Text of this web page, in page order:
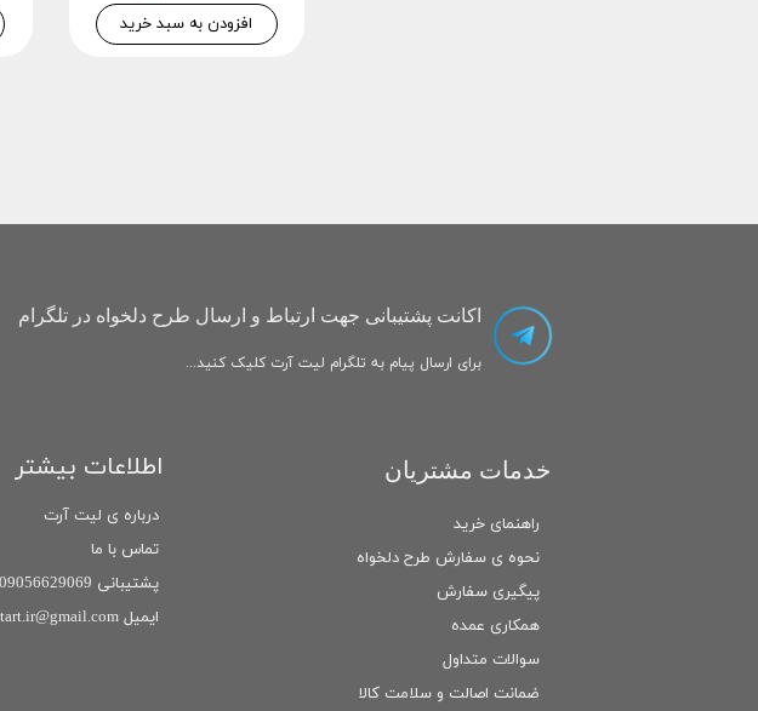
افزودن به سبد خرید
راهنمای خرید
نحوه ی سفارش طرح دلخواه
پیگیری سفارش
همکاری عمده
سوالات متداول
ضمانت اصالت و سلامت كالا
خدمات مشتریان
اکانت پشتیبانی جهت ارتباط و ارسال طرح دلخواه در تلگرام
برای ارسال پیام به تلگرام لیت آرت کلیک کنید...
اطلاعات بیشتر
درباره ی لیت آرت
تماس با ما
پشتیبانی 09056629069
ایمیل Litart.ir@gmail.com